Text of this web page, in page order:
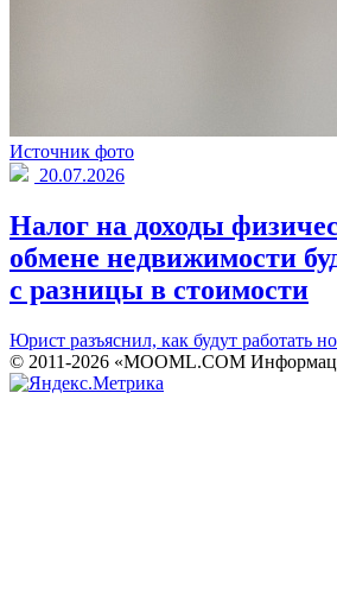
Источник фото
20.07.2026
Налог на доходы
обмене недвижимости
с разницы в стоимости
Юрист разъяснил, как будут работать
© 2011-2026 «MOOML.COM